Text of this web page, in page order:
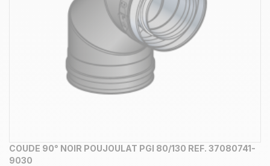
COUDE 90° NOIR POUJOULAT PGI 80/130 REF. 37080741-
9030